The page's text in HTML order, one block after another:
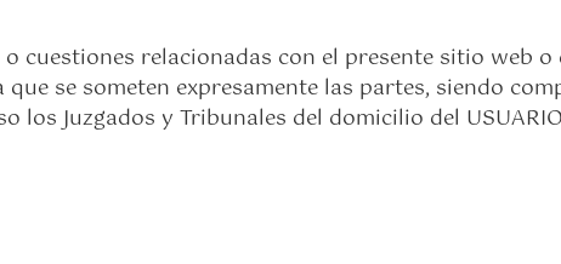
cuestiones relacionadas con el presente sitio web
se someten expresamente las partes, siendo
los Juzgados y Tribunales del domicilio del